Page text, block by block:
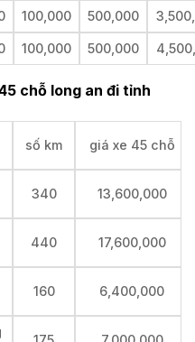
100,000 500,000
100,000 500,000
chỗ long an đi tỉnh
số km giá xe 45 chỗ
340 13,600,000
440 17,600,000
160 6,400,000